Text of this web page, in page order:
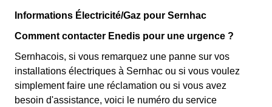
Informations Électricité/Gaz pour Sernhac
Comment contacter Enedis pour une urgence ?
Sernhacois, si vous remarquez une panne sur vos
installations électriques à Sernhac ou si vous voulez
simplement faire une réclamation ou si vous avez
besoin d'assistance, voici le numéro du service